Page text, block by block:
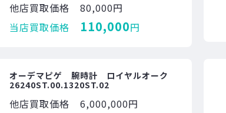
他店買取価格
80,000円
当店買取価格
110,000円
オーデマピゲ 腕時計 ロイヤルオーク
26240ST.00.1320ST.02
他店買取価格
6,000,000円